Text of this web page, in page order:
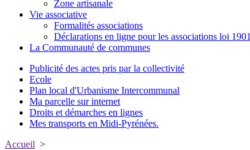
Zone artisanale
Vie associative
Formalités associations
Déclarations en ligne pour les associations loi 1901
La Communauté de communes
Publicité des actes pris par la collectivité
Ecole
Plan local d'Urbanisme Intercommunal
Ma parcelle sur internet
Droits et démarches en lignes
Mes transports en Midi-Pyrénées.
Accueil >